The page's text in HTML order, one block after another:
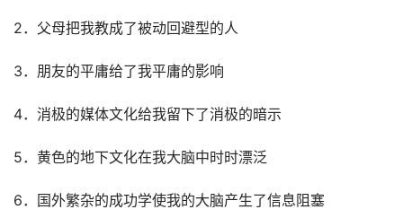
2．父母把我教成了被动回避型的人
3．朋友的平庸给了我平庸的影响
4．消极的媒体文化给我留下了消极的暗示
5．黄色的地下文化在我大脑中时时漂泛
6．国外繁杂的成功学使我的大脑产生了信息阻塞